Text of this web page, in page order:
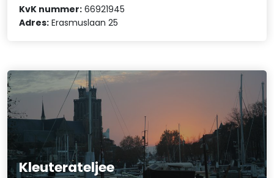
KvK nummer: 66921945
Adres: Erasmuslaan 25
Kleuterateljee